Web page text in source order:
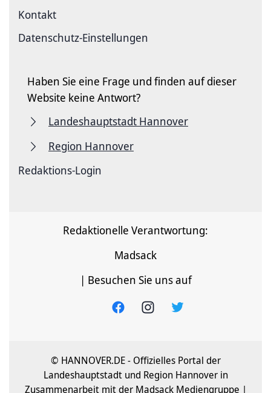
Kontakt
Datenschutz-Einstellungen
Haben Sie eine Frage und finden auf dieser
Website keine Antwort?
Landeshauptstadt Hannover
Region Hannover
Redaktions-Login
Redaktionelle Verantwortung:
Madsack
| Besuchen Sie uns auf
© HANNOVER.DE - Offizielles Portal der
Landeshauptstadt und Region Hannover in
Zusammenarbeit mit der Madsack Mediengruppe |